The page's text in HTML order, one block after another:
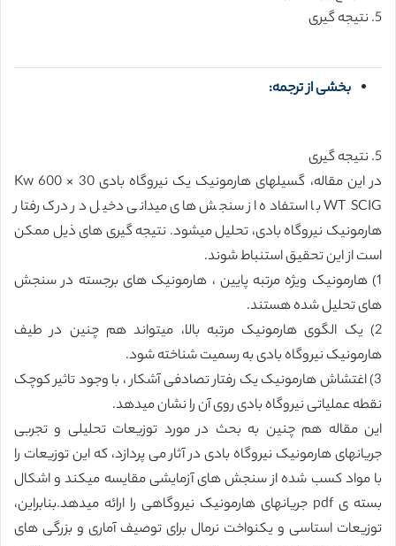
5. نتیجه گیری
بخشی از ترجمه:
5. نتیجه گیری
در این مقاله، گسیلهای هارمونیک یک نیروگاه بادی 30 × 600 Kw
WT SCIG با استفاده از سنجش های میدانی دخیل در درک رفتار
هارمونیک نیروگاه بادی، تحلیل میشود. نتیجه گیری های ذیل ممکن
است از این تحقیق استنباط شوند.
1) هارمونیک ویژه مرتبه پایین ، هارمونیک های برجسته در سنجش
های تحلیل شده هستند.
2) یک الگوی هارمونیک مرتبه بالا، میتواند هم چنین در طیف
هارمونیک نیروگاه بادی به رسمیت شناخته شود.
3) اغتشاش هارمونیک یک رفتار تصادفی آشکار ، با وجود تاثیر کوچک
نقطه عملیاتی نیروگاه بادی روی آن را نشان میدهد.
این مقاله هم چنین به بحث در مورد توزیعات تحلیلی و تجربی
جریانهای هارمونیک نیروگاه بادی در آثار می پردازد، که این توزیعات را
با مواد کسب شده از سنجش های آزمایشی مقایسه میکند و اشکال
بسته ی pdf جریانهای هارمونیک نیروگاهی را ارائه میدهد.بنابراین،
توزیعات استاسی و یکنواخت نرمال برای توصیف آماری و بزرگی های